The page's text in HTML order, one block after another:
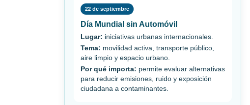
22 de septiembre
Día Mundial sin Automóvil
Lugar: iniciativas urbanas internacionales.
Tema: movilidad activa, transporte público,
aire limpio y espacio urbano.
Por qué importa: permite evaluar alternativas
para reducir emisiones, ruido y exposición
ciudadana a contaminantes.